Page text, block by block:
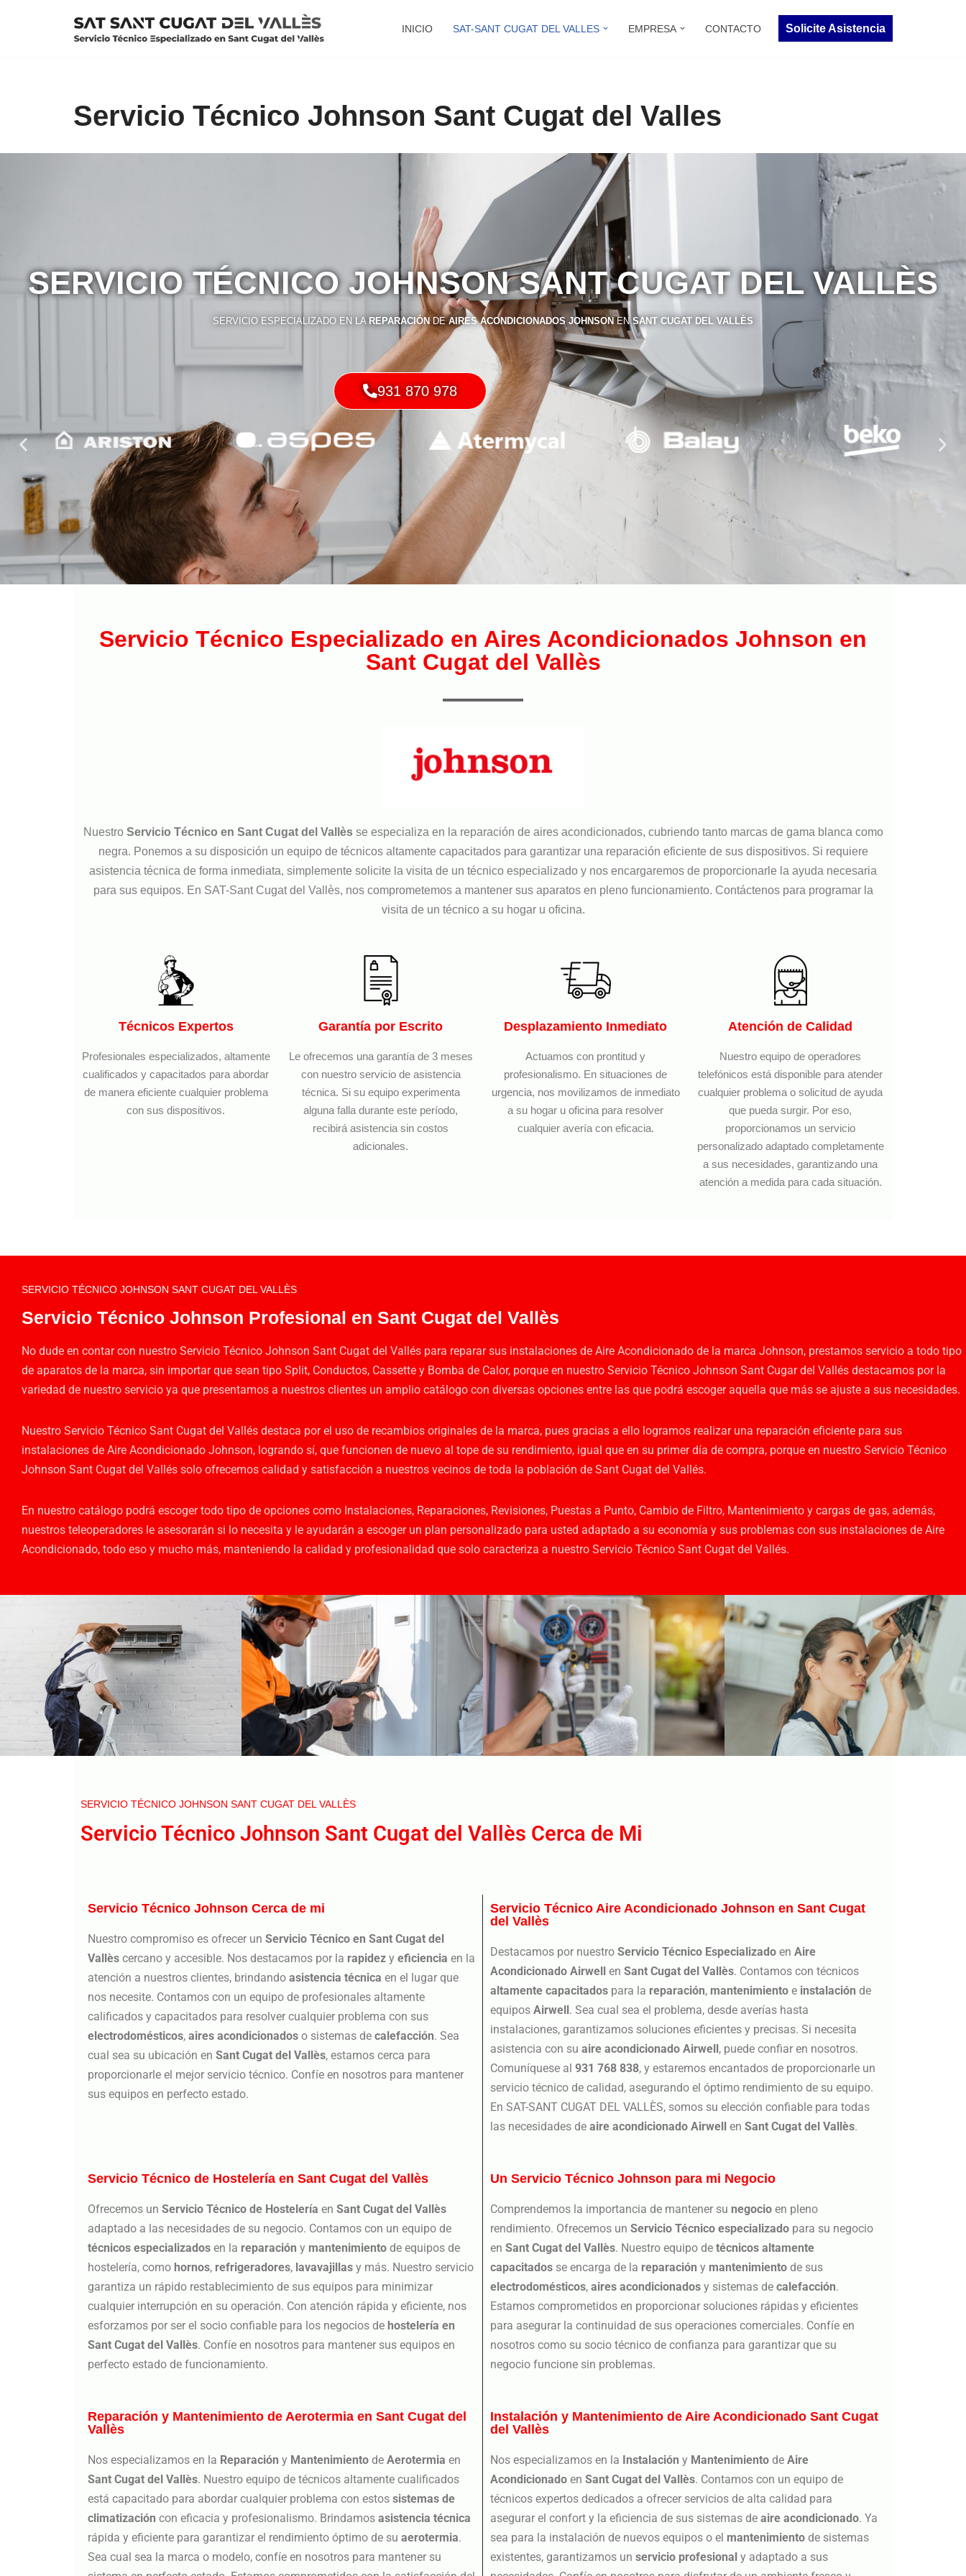
INICIO SAT-SANT CUGAT DEL VALLES EMPRESA CONTACTO Solicite Asistencia
Servicio Técnico Johnson Sant Cugat del Valles
SERVICIO TÉCNICO JOHNSON SANT CUGAT DEL VALLÈS
SERVICIO ESPECIALIZADO EN LA REPARACIÓNDEAIRES ACONDICIONADOS JOHNSONENSANT CUGAT DEL VALLÈS
931 870 978
Servicio Técnico Especializado en Aires Acondicionados Johnson en
Sant Cugat del Vallès
Nuestro Servicio Técnico en Sant Cugat del Vallèsse especializa en la reparación de aires acondicionados, cubriendo tanto marcas de gama blanca como
negra. Ponemos a su disposición un equipo de técnicos altamente capacitados para garantizar una reparación eficiente de sus dispositivos. Si requiere
asistencia técnica de forma inmediata, simplemente solicite la visita de un técnico especializado y nos encargaremos de proporcionarle la ayuda necesaria
para sus equipos. En SAT-Sant Cugat del Vallès, nos comprometemos a mantener sus aparatos en pleno funcionamiento. Contáctenos para programar la
visita de un técnico a su hogar u oficina.
Técnicos Expertos
Profesionales especializados, altamente
cualificados y capacitados para abordar
de manera eficiente cualquier problema
con sus dispositivos.
Garantía por Escrito
Le ofrecemos una garantía de 3 meses
con nuestro servicio de asistencia
técnica. Si su equipo experimenta
alguna falla durante este período,
recibirá asistencia sin costos
adicionales.
Desplazamiento Inmediato
Actuamos con prontitud y
profesionalismo. En situaciones de
urgencia, nos movilizamos de inmediato
a su hogar u oficina para resolver
cualquier avería con eficacia.
Atención de Calidad
Nuestro equipo de operadores
telefónicos está disponible para atender
cualquier problema o solicitud de ayuda
que pueda surgir. Por eso,
proporcionamos un servicio
personalizado adaptado completamente
a sus necesidades, garantizando una
atención a medida para cada situación.
SERVICIO TÉCNICO JOHNSON SANT CUGAT DEL VALLÈS
Servicio Técnico Johnson Profesional en Sant Cugat del Vallès
No dude en contar con nuestro Servicio Técnico Johnson Sant Cugat del Vallés para reparar sus instalaciones de Aire Acondicionado de la marca Johnson, prestamos servicio a todo tipo
de aparatos de la marca, sin importar que sean tipo Split, Conductos, Cassette y Bomba de Calor, porque en nuestro Servicio Técnico Johnson Sant Cugar del Vallés destacamos por la
variedad de nuestro servicio ya que presentamos a nuestros clientes un amplio catálogo con diversas opciones entre las que podrá escoger aquella que más se ajuste a sus necesidades.
Nuestro Servicio Técnico Sant Cugat del Vallés destaca por el uso de recambios originales de la marca, pues gracias a ello logramos realizar una reparación eficiente para sus
instalaciones de Aire Acondicionado Johnson, logrando sí, que funcionen de nuevo al tope de su rendimiento, igual que en su primer día de compra, porque en nuestro Servicio Técnico
Johnson Sant Cugat del Vallés solo ofrecemos calidad y satisfacción a nuestros vecinos de toda la población de Sant Cugat del Vallés.
En nuestro catálogo podrá escoger todo tipo de opciones como Instalaciones, Reparaciones, Revisiones, Puestas a Punto, Cambio de Filtro, Mantenimiento y cargas de gas, además,
nuestros teleoperadores le asesorarán si lo necesita y le ayudarán a escoger un plan personalizado para usted adaptado a su economía y sus problemas con sus instalaciones de Aire
Acondicionado, todo eso y mucho más, manteniendo la calidad y profesionalidad que solo caracteriza a nuestro Servicio Técnico Sant Cugat del Vallés.
SERVICIO TÉCNICO JOHNSON SANT CUGAT DEL VALLÈS
Servicio Técnico Johnson Sant Cugat del Vallès Cerca de Mi
Servicio Técnico Johnson Cerca de mi
Nuestro compromiso es ofrecer un Servicio Técnico en Sant Cugat del
Vallès cercano y accesible. Nos destacamos por la rapidez y eficiencia en la
atención a nuestros clientes, brindando asistencia técnica en el lugar que
nos necesite. Contamos con un equipo de profesionales altamente
calificados y capacitados para resolver cualquier problema con sus
electrodomésticos, aires acondicionados o sistemas de calefacción. Sea
cual sea su ubicación en Sant Cugat del Vallès, estamos cerca para
proporcionarle el mejor servicio técnico. Confíe en nosotros para mantener
sus equipos en perfecto estado.
Servicio Técnico Aire Acondicionado Johnson en Sant Cugat
del Vallès
Destacamos por nuestro Servicio Técnico Especializado en Aire
Acondicionado Airwell
en Sant Cugat del Vallès. Contamos con técnicos
altamente capacitados para la reparación, mantenimiento e instalación de
equipos Airwell . Sea cual sea el problema, desde averías hasta
instalaciones, garantizamos soluciones eficientes y precisas. Si necesita
asistencia con su aire acondicionado Airwell , puede confiar en nosotros.
Comuníquese al 931 768 838, y estaremos encantados de proporcionarle un
servicio técnico de calidad, asegurando el óptimo rendimiento de su equipo.
En SAT-SANT CUGAT DEL VALLÈS, somos su elección confiable para todas
las necesidades de aire acondicionado Airwell en Sant Cugat del Vallès.
Servicio Técnico de Hostelería en Sant Cugat del Vallès
Ofrecemos un Servicio Técnico de Hostelería en Sant Cugat del Vallès
adaptado a las necesidades de su negocio. Contamos con un equipo de
técnicos especializados en la reparación y mantenimiento de equipos de
hostelería, como hornos, refrigeradores, lavavajillas y más. Nuestro servicio
garantiza un rápido restablecimiento de sus equipos para minimizar
cualquier interrupción en su operación. Con atención rápida y eficiente, nos
esforzamos por ser el socio confiable para los negocios de hostelería en
Sant Cugat del Vallès. Confíe en nosotros para mantener sus equipos en
perfecto estado de funcionamiento.
Un Servicio Técnico Johnson para mi Negocio
Comprendemos la importancia de mantener su negocio en pleno
rendimiento. Ofrecemos un Servicio Técnico especializado para su negocio
en Sant Cugat del Vallès. Nuestro equipo de técnicos altamente
capacitados se encarga de la reparación y mantenimiento de sus
electrodomésticos, aires acondicionados y sistemas de calefacción.
Estamos comprometidos en proporcionar soluciones rápidas y eficientes
para asegurar la continuidad de sus operaciones comerciales. Confíe en
nosotros como su socio técnico de confianza para garantizar que su
negocio funcione sin problemas.
Reparación y Mantenimiento de Aerotermia en Sant Cugat del
Vallès
Nos especializamos en la Reparación y Mantenimiento de Aerotermia en
Sant Cugat del Vallès. Nuestro equipo de técnicos altamente cualificados
está capacitado para abordar cualquier problema con estos sistemas de
climatización con eficacia y profesionalismo. Brindamos asistencia técnica
rápida y eficiente para garantizar el rendimiento óptimo de su aerotermia.
Sea cual sea la marca o modelo, confíe en nosotros para mantener su
Instalación y Mantenimiento de Aire Acondicionado Sant Cugat
del Vallès
Nos especializamos en la Instalación y Mantenimiento de Aire
Acondicionado en Sant Cugat del Vallès. Contamos con un equipo de
técnicos expertos dedicados a ofrecer servicios de alta calidad para
asegurar el confort y la eficiencia de sus sistemas de aire acondicionado. Ya
sea para la instalación de nuevos equipos o el mantenimiento de sistemas
existentes, garantizamos un servicio profesional y adaptado a sus